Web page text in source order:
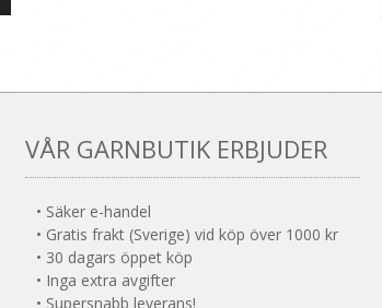
produkten
varianter.
alternativen
kan
väljas
produktsidan
VÅR GARNBUTIK ERBJUDER
• Säker e-handel
• Gratis frakt (Sverige) vid köp över 1000 kr
• 30 dagars öppet köp
• Inga extra avgifter
• Supersnabb leverans!